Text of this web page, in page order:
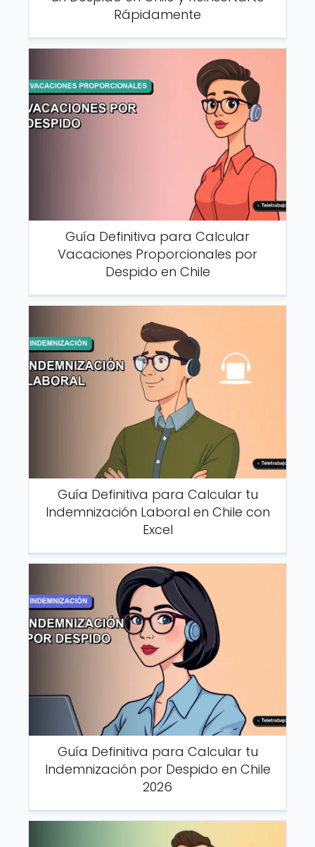
Rápidamente
Guía Definitiva para Calcular
Vacaciones Proporcionales por
Despido en Chile
Guía Definitiva para Calcular tu
Indemnización Laboral en Chile con
Excel
Guía Definitiva para Calcular tu
Indemnización por Despido en Chile
2026